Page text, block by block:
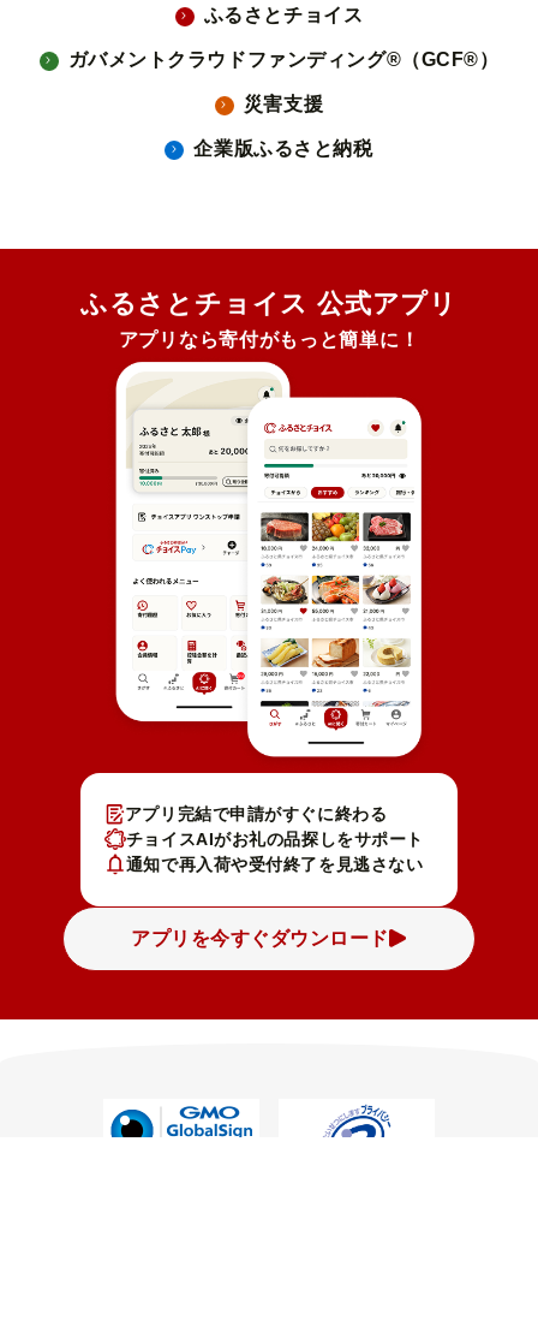
ふるさとチョイス
ガバメントクラウドファンディング®（GCF®）
災害支援
企業版ふるさと納税
ふるさとチョイス 公式アプリ
アプリなら寄付がもっと簡単に！
アプリ完結で申請がすぐに終わる
チョイスAIがお礼の品探しをサポート
通知で再入荷や受付終了を見逃さない
アプリを今すぐダウンロード